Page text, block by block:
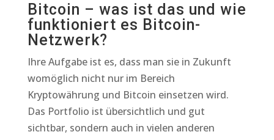
Bitcoin – was ist das und wie
funktioniert es Bitcoin-
Netzwerk?
Ihre Aufgabe ist es, dass man sie in Zukunft
womöglich nicht nur im Bereich
Kryptowährung und Bitcoin einsetzen wird.
Das Portfolio ist übersichtlich und gut
sichtbar, sondern auch in vielen anderen